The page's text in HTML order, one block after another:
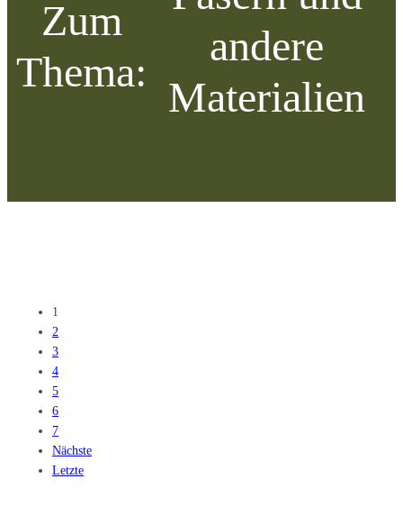
Zum
Thema:
andere
Materialien
1
2
3
4
5
6
7
Nächste
Letzte